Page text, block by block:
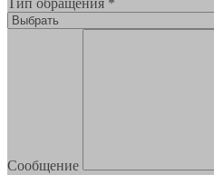
Тип обращения *
Сообщение